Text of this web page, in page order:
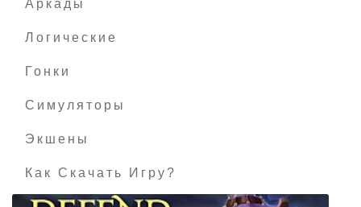
Аркады
Логические
Гонки
Симуляторы
Экшены
Как Скачать Игру?